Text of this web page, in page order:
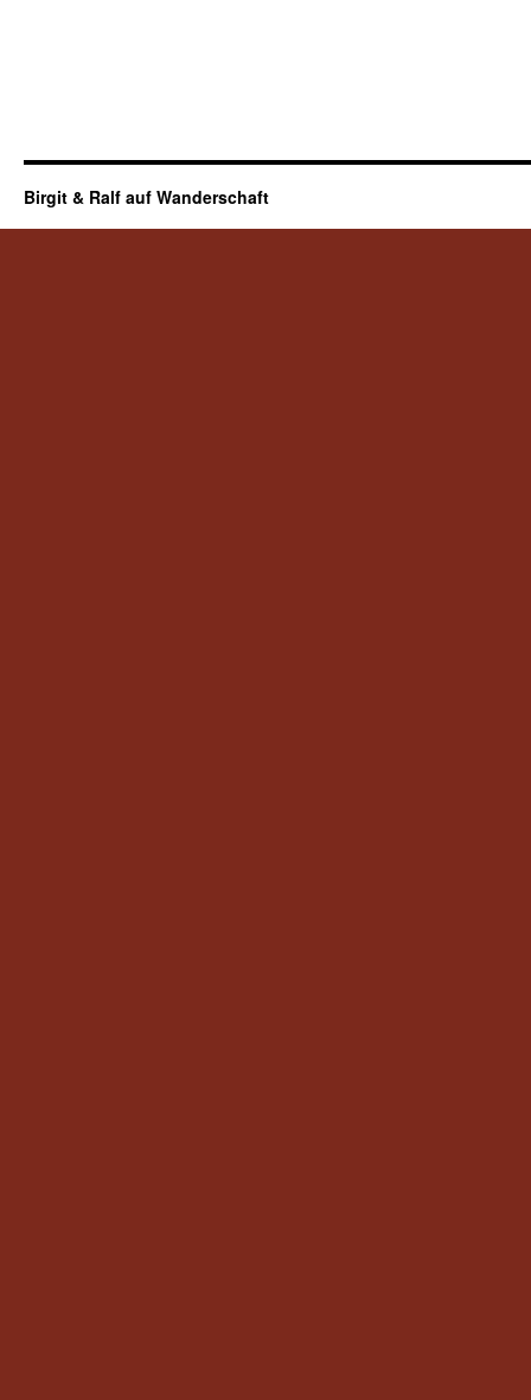
Birgit & Ralf auf Wanderschaft